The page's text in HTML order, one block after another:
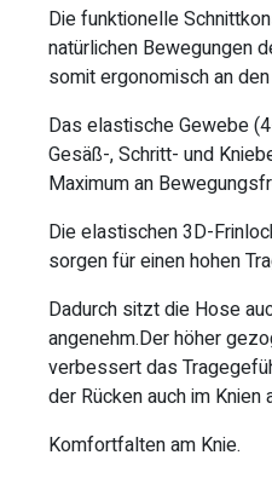
Die funktionelle
natürlichen Bewegungen
somit ergonomisch an
Das elastische Gewebe
Gesäß-, Schritt- und
Maximum an
Die elastischen 3D-
sorgen für einen hohen
Dadurch sitzt die Hose
angenehm.Der höher
verbessert das
der Rücken auch im
Komfortfalten am Knie.